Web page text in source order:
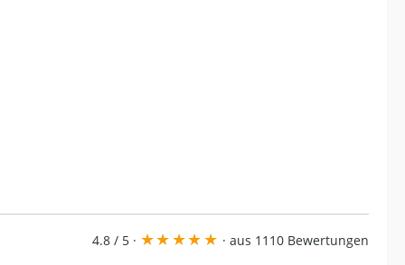
4.8 / 5 · ★★★★★ · aus 1110 Bewertungen